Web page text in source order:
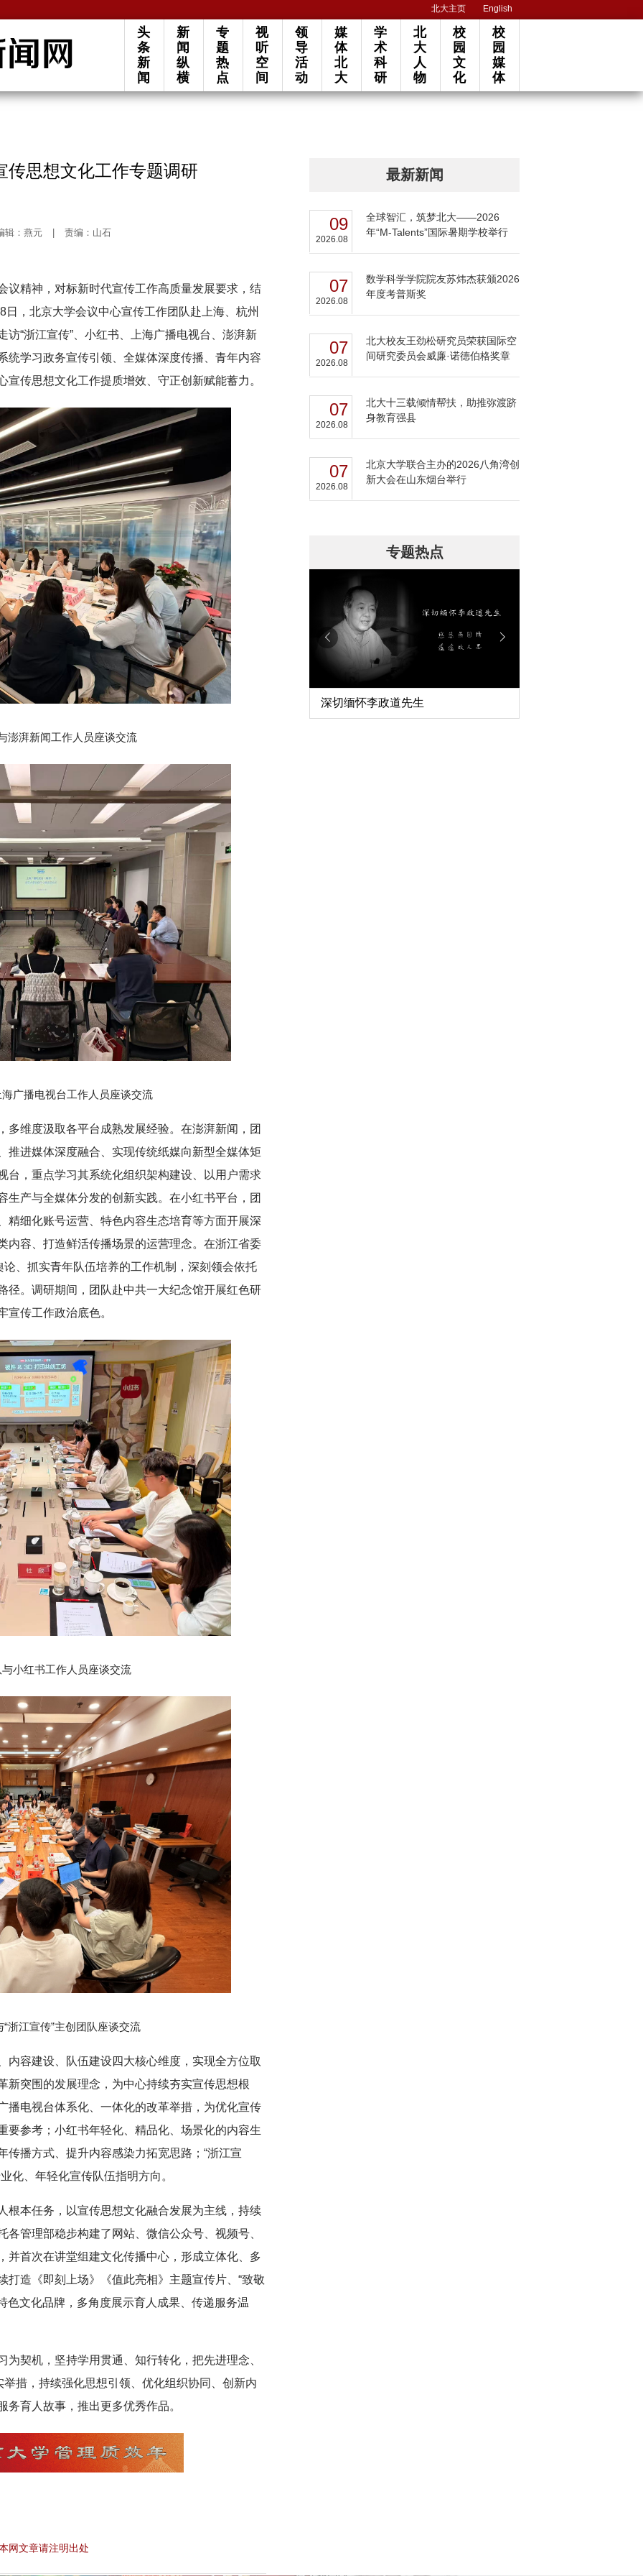
北大主页 English
头
条
新
闻
新
闻
纵
横
专
题
热
点
视
听
空
间
领
导
活
动
媒
体
北
大
学
术
科
研
北
大
人
物
校
园
文
化
校
园
媒
体
传思想文化工作专题调研
辑：燕元 责编：山石
议精神，对标新时代宣传工作高质量发展要求，结
，北京大学会议中心宣传工作团队赴上海、杭州
“浙江宣传”、小红书、上海广播电视台、澎湃新
统学习政务宣传引领、全媒体深度传播、青年内容
传思想文化工作提质增效、守正创新赋能蓄力。
澎湃新闻工作人员座谈交流
广播电视台工作人员座谈交流
多维度汲取各平台成熟发展经验。在澎湃新闻，团
推进媒体深度融合、实现传统纸媒向新型全媒体矩
台，重点学习其系统化组织架构建设、以用户需求
生产与全媒体分发的创新实践。在小红书平台，团
精细化账号运营、特色内容生态培育等方面开展深
内容、打造鲜活传播场景的运营理念。在浙江省委
论、抓实青年队伍培养的工作机制，深刻领会依托
径。调研期间，团队赴中共一大纪念馆开展红色研
宣传工作政治底色。
小红书工作人员座谈交流
浙江宣传”主创团队座谈交流
内容建设、队伍建设四大核心维度，实现全方位取
新突围的发展理念，为中心持续夯实宣传思想根
播电视台体系化、一体化的改革举措，为优化宣传
要参考；小红书年轻化、精品化、场景化的内容生
传播方式、提升内容感染力拓宽思路；“浙江宣
化、年轻化宣传队伍指明方向。
根本任务，以宣传思想文化融合发展为主线，持续
管理部稳步构建了网站、微信公众号、视频号、
并首次在讲堂组建文化传播中心，形成立体化、多
打造《即刻上场》《值此亮相》主题宣传片、“致敬
色文化品牌，多角度展示育人成果、传递服务温
契机，坚持学用贯通、知行转化，把先进理念、
举措，持续强化思想引领、优化组织协同、创新内
育人故事，推出更多优秀作品。
网文章请注明出处
最新新闻
09
2026.08
全球智汇，筑梦北大——2026
年“M-Talents”国际暑期学校举行
07
2026.08
数学科学学院院友苏炜杰获颁2026
年度考普斯奖
07
2026.08
北大校友王劲松研究员荣获国际空
间研究委员会威廉·诺德伯格奖章
07
2026.08
北大十三载倾情帮扶，助推弥渡跻
身教育强县
07
2026.08
北京大学联合主办的2026八角湾创
新大会在山东烟台举行
专题热点
深切缅怀李政道先生
扎实开展树立和践行正确政绩观学习教
育